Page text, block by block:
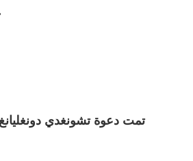
بتوزيع لوحات
تمت دعوة تشونغدي